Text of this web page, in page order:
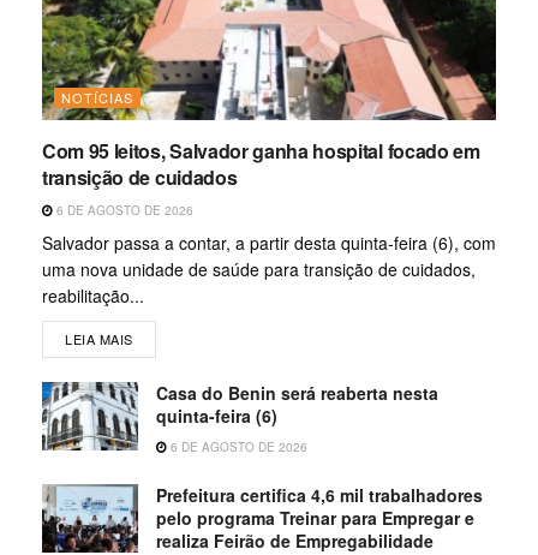
NOTÍCIAS
Com 95 leitos, Salvador ganha hospital focado em
transição de cuidados
6 DE AGOSTO DE 2026
Salvador passa a contar, a partir desta quinta-feira (6), com
uma nova unidade de saúde para transição de cuidados,
reabilitação...
LEIA MAIS
Casa do Benin será reaberta nesta
quinta-feira (6)
6 DE AGOSTO DE 2026
Prefeitura certifica 4,6 mil trabalhadores
pelo programa Treinar para Empregar e
realiza Feirão de Empregabilidade